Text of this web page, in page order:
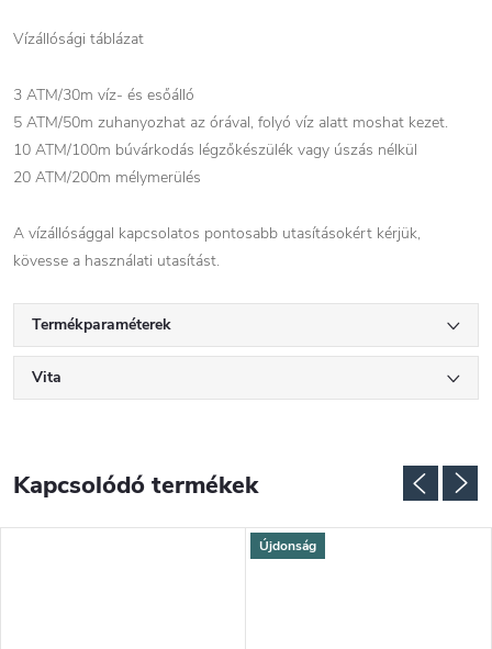
Vízállósági táblázat
3 ATM/30m víz- és esőálló
5 ATM/50m zuhanyozhat az órával, folyó víz alatt moshat kezet.
10 ATM/100m búvárkodás légzőkészülék vagy úszás nélkül
20 ATM/200m mélymerülés
A vízállósággal kapcsolatos pontosabb utasításokért kérjük,
kövesse a használati utasítást.
Termékparaméterek
Vita
Kapcsolódó termékek
Újdonság